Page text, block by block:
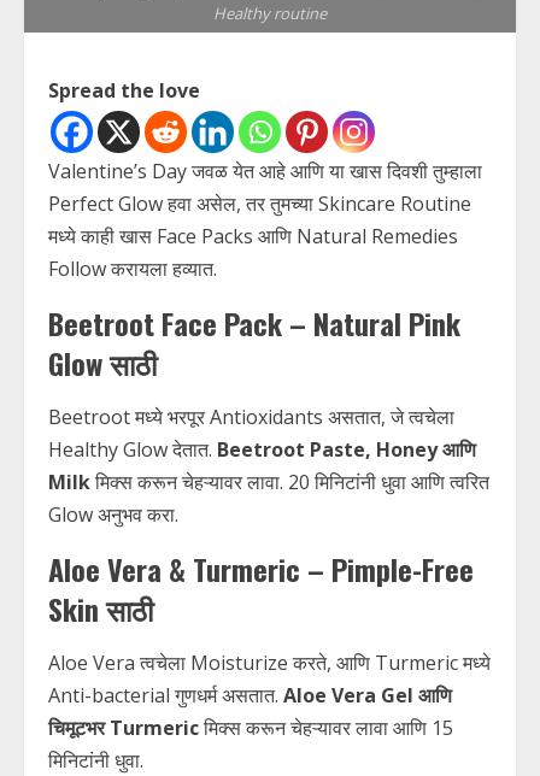
Healthy routine
Spread the love
Valentine’s Day जवळ येत आहे आणि या खास दिवशी तुम्हाला
Perfect Glow हवा असेल, तर तुमच्या Skincare Routine
मध्ये काही खास Face Packs आणि Natural Remedies
Follow करायला हव्यात.
Beetroot Face Pack – Natural Pink
Glow साठी
Beetroot मध्ये भरपूर Antioxidants असतात, जे त्वचेला
Healthy Glow देतात. Beetroot Paste, Honey आणि
Milkमिक्स करून चेहऱ्यावर लावा. 20 मिनिटांनी धुवा आणि त्वरित
Glow अनुभव करा.
Aloe Vera & Turmeric – Pimple-Free
Skin साठी
Aloe Vera त्वचेला Moisturize करते, आणि Turmeric मध्ये
Anti-bacterial गुणधर्म असतात. Aloe Vera Gel आणि
चिमूटभर Turmericमिक्स करून चेहऱ्यावर लावा आणि 15
मिनिटांनी धुवा.